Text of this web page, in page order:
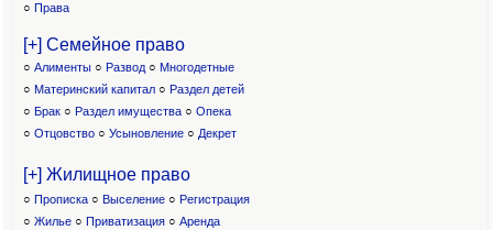
○ Права
[+] Семейное право
○ Алименты ○ Развод ○ Многодетные
○ Материнский капитал○ Раздел детей
○ Брак ○ Раздел имущества ○ Опека
○ Отцовство○ Усыновление ○ Декрет
[+] Жилищное право
○ Прописка ○ Выселение ○ Регистрация
○ Жилье ○ Приватизация ○ Аренда